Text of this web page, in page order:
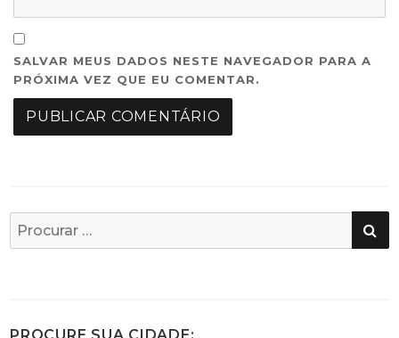
SALVAR MEUS DADOS NESTE NAVEGADOR PARA A
PRÓXIMA VEZ QUE EU COMENTAR.
Busca
por:
PROCURE SUA CIDADE: